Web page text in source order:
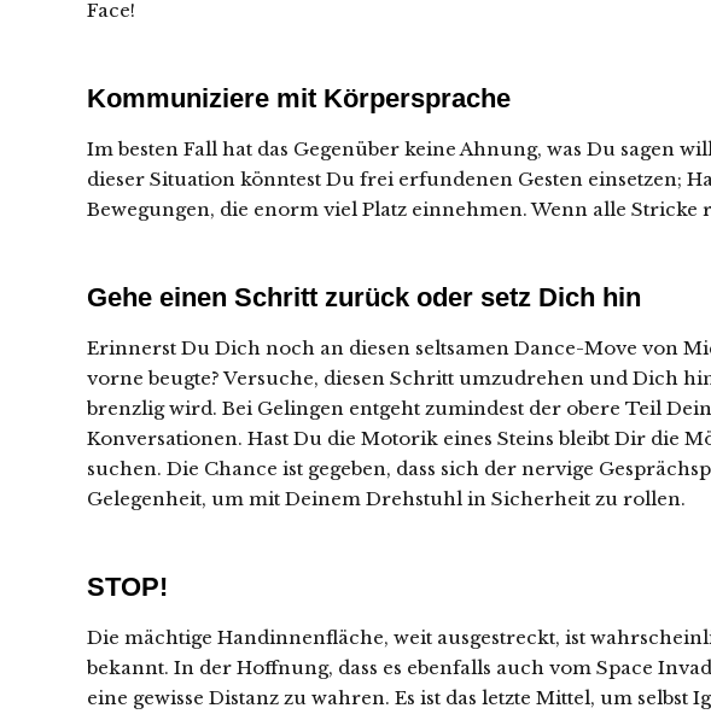
Face!
Kommuniziere mit Körpersprache
Im besten Fall hat das Gegenüber keine Ahnung, was Du sagen
dieser Situation könntest Du frei erfundenen Gesten einsetzen;
Bewegungen, die enorm viel Platz einnehmen. Wenn alle Stricke
Gehe einen Schritt zurück oder setz Dich hin
Erinnerst Du Dich noch an diesen seltsamen Dance-Move von
vorne beugte? Versuche, diesen Schritt umzudrehen und Dich
brenzlig wird. Bei Gelingen entgeht zumindest der obere Teil
Konversationen. Hast Du die Motorik eines Steins bleibt Dir die
suchen. Die Chance ist gegeben, dass sich der nervige
Gelegenheit, um mit Deinem Drehstuhl in Sicherheit zu rollen.
STOP!
Die mächtige Handinnenfläche, weit ausgestreckt, ist
bekannt. In der Hoffnung, dass es ebenfalls auch vom Space
eine gewisse Distanz zu wahren. Es ist das letzte Mittel, um